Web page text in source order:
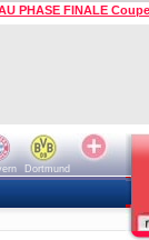
PHASE FINALE
Dortmund